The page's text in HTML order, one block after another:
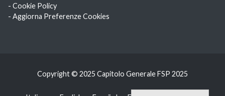
- Cookie Policy
- Aggiorna Preferenze Cookies
Copyright © 2025 Capitolo Generale FSP 2025